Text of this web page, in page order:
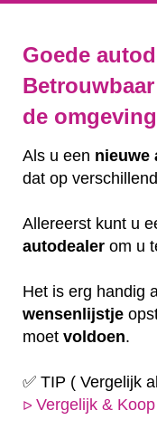
Goede
de
Als u een nieuwe
dat op
Allereerst kunt u
autodealer om u
Het is erg handig
wensenlijstje
moet voldoen.
✅ TIP ( Vergelijk
ᐅ Vergelijk &